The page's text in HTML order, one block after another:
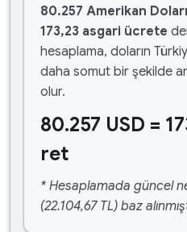
80.257 Amerikan Doları
173,23 asgari ücrete
hesaplama, doların
daha somut bir şekilde
olur.
80.257 USD =
ret
* Hesaplamada güncel
(22.104,67 TL) baz